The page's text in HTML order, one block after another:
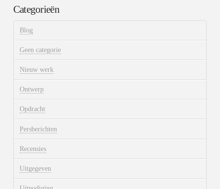
Categorieën
Blog
Geen categorie
Nieuw werk
Ontwerp
Opdracht
Persberichten
Recensies
Uitgegeven